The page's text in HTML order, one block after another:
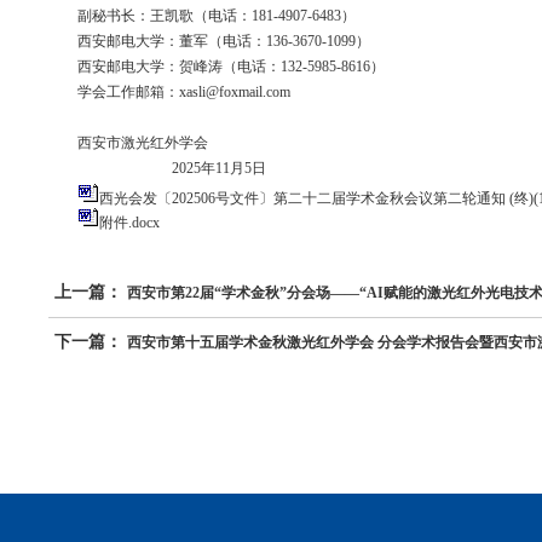
副秘书长：王凯歌（电话： 181-4907-6483）
西安邮电大学：董军（电话： 136-3670-1099）
西安邮电大学：贺峰涛（电话： 132-5985-8616）
学会工作邮箱： xasli@foxmail.com
西安市激光红外学会
2025年11 月 5日
西光会发〔202506号文件〕第二十二届学术金秋会议第二轮通知 (终
附件.docx
上一篇： 西安市第22届“学术金秋”分会场——“AI赋能的激光红外光电技
下一篇： 西安市第十五届学术金秋激光红外学会 分会学术报告会暨西安